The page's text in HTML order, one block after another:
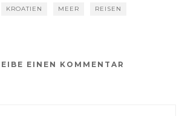
KROATIEN MEER REISEN
EINEN KOMMENTAR